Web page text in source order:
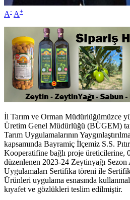
A- A+
İl Tarım ve Orman Müdürlüğümüzce
Üretim Genel Müdürlüğü (BÜGEM)
Tarım Uygulamalarının
kapsamında Bayramiç İlçemiz S.S.
Kooperatifine bağlı proje üreticilerine,
düzenlenen 2023-24 Zeytinyağı Sezon
Uygulamaları Sertifika töreni ile
Ürünleri uygulama esnasında
kıyafet ve gözlükleri teslim edilmiştir.